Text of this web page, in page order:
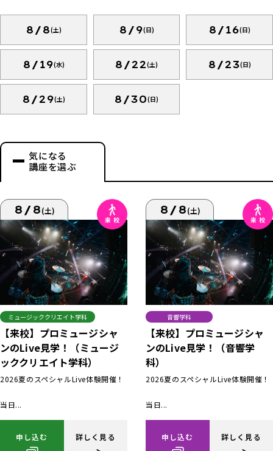
8/8(土) 8/9(日) 8/16(日)
8/19(水) 8/22(土) 8/23(日)
8/29(土) 8/30(日)
気になる
講座を選ぶ
8/8(土)
ミュージッククリエイト学科
【来校】プロミュージシャ
ンのLive見学！（ミュージ
ッククリエイト学科）
2026夏のスペシャルLive体験開催！
当日...
申し込む 詳しく見る
8/8(土)
音響学科
【来校】プロミュージシャ
ンのLive見学！（音響学
科）
2026夏のスペシャルLive体験開催！
当日...
申し込む 詳しく見る